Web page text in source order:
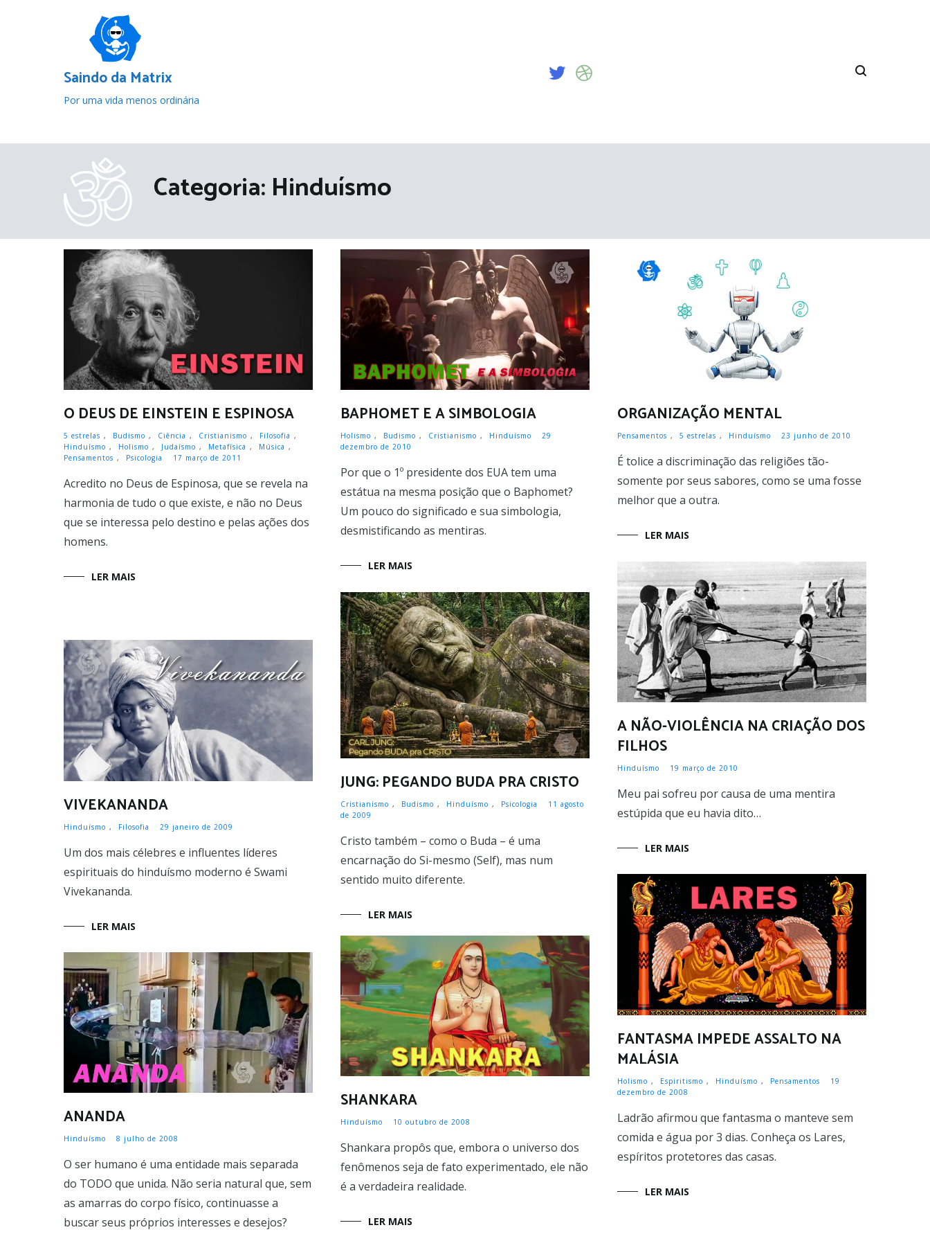
Saindo da Matrix
Por uma vida menos ordinária
Categoria: Hinduísmo
O DEUS DE EINSTEIN E ESPINOSA
5 estrelas , Budismo , Ciência , Cristianismo , Filosofia ,
Hinduísmo , Holismo , Judaísmo , Metafísica , Música ,
Pensamentos , Psicologia 17 março de 2011
Acredito no Deus de Espinosa, que se revela na
harmonia de tudo o que existe, e não no Deus
que se interessa pelo destino e pelas ações dos
homens.
LER MAIS
BAPHOMET E A SIMBOLOGIA
Holismo , Budismo , Cristianismo , Hinduísmo
29
dezembro de 2010
Por que o 1º presidente dos EUA tem uma
estátua na mesma posição que o Baphomet?
Um pouco do significado e sua simbologia,
desmistificando as mentiras.
LER MAIS
ORGANIZAÇÃO MENTAL
Pensamentos , 5 estrelas , Hinduísmo 23 junho de 2010
É tolice a discriminação das religiões tão-
somente por seus sabores, como se uma fosse
melhor que a outra.
LER MAIS
A NÃO-VIOLÊNCIA NA CRIAÇÃO DOS
FILHOS
Hinduísmo 19 março de 2010
Meu pai sofreu por causa de uma mentira
estúpida que eu havia dito…
LER MAIS
JUNG: PEGANDO BUDA PRA CRISTO
Cristianismo , Budismo , Hinduísmo , Psicologia
11 agosto
de 2009
Cristo também – como o Buda – é uma
encarnação do Si-mesmo (Self), mas num
sentido muito diferente.
LER MAIS
VIVEKANANDA
Hinduísmo , Filosofia 29 janeiro de 2009
Um dos mais célebres e influentes líderes
espirituais do hinduísmo moderno é Swami
Vivekananda.
LER MAIS
FANTASMA IMPEDE ASSALTO NA
MALÁSIA
Holismo , Espiritismo , Hinduísmo , Pensamentos
19
dezembro de 2008
Ladrão afirmou que fantasma o manteve sem
comida e água por 3 dias. Conheça os Lares,
espíritos protetores das casas.
LER MAIS
SHANKARA
Hinduísmo 10 outubro de 2008
Shankara propôs que, embora o universo dos
fenômenos seja de fato experimentado, ele não
é a verdadeira realidade.
LER MAIS
ANANDA
Hinduísmo 8 julho de 2008
O ser humano é uma entidade mais separada
do TODO que unida. Não seria natural que, sem
as amarras do corpo físico, continuasse a
buscar seus próprios interesses e desejos?